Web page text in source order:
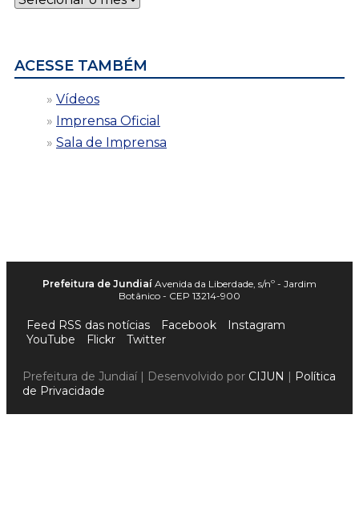
por
ACESSE TAMBÉM
Vídeos
Imprensa Oficial
Sala de Imprensa
Prefeitura de Jundiaí Avenida da Liberdade, s/nº - Jardim
Botânico - CEP 13214-900
Feed RSS das notícias Facebook
Instagram
YouTube
Flickr Twitter
Prefeitura de Jundiaí | Desenvolvido por CIJUN
Política
de Privacidade